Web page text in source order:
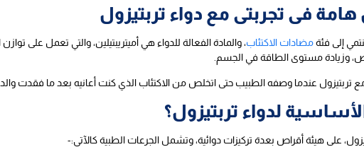
فى تجربتى مع دواء تربتيزول
إلى فئةمضادات الاكتئاب، والمادة الفعالة للدواء هي أميتريبتيلين، والتي تعمل على
وزيادة مستوى الطاقة في الجسم.
تربتيزول عندما وصفه الطبيب حتى اتخلص من الاكتئاب الذي كنت أعانيه بعد ما فقدت
لدواء تربتيزول؟
على هيئة أقراص بعدة تركيزات دوائية، وتشمل الجرعات الطبية كالآتي:-